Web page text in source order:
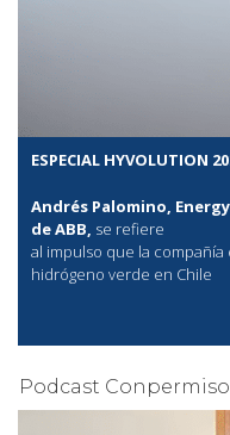
ESPECIAL HYVOLUTION
Andrés Palomino,
de ABB, se refiere
al impulso que la
hidrógeno verde en Chile
Podcast